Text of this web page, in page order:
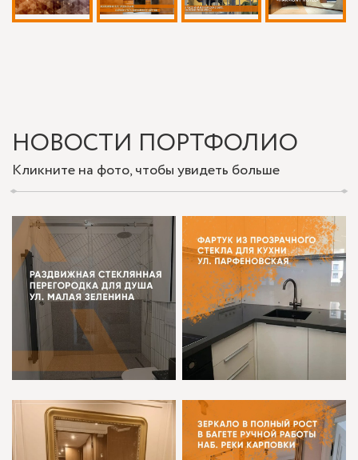
НОВОСТИ ПОРТФОЛИО
Кликните на фото, чтобы увидеть больше